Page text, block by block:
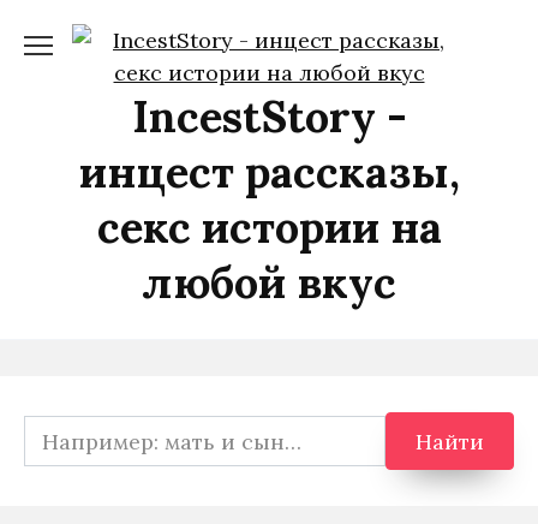
содержанию
IncestStory -
инцест рассказы,
секс истории на
любой вкус
Search
for:
Найти